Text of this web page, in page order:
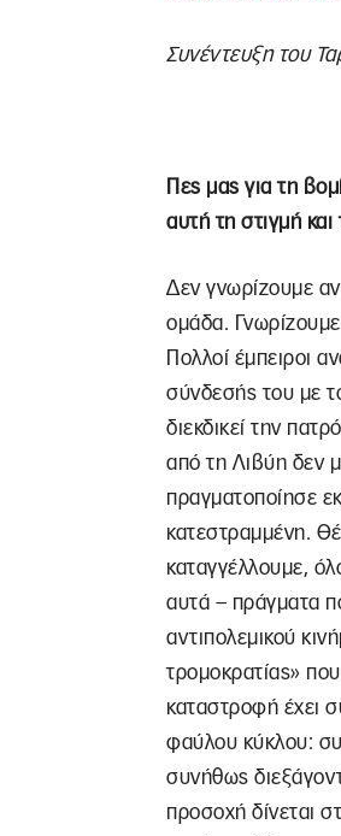
Συνέντευξη του
Πες μας για τη
αυτή τη στιγμή και
Δεν γνωρίζουμε
ομάδα. Γνωρίζουμε
Πολλοί έμπειροι
σύνδεσής του με
διεκδικεί την
από τη Λιβύη δεν
πραγματοποίησε
κατεστραμμένη.
καταγγέλλουμε,
αυτά – πράγματα
αντιπολεμικού
τρομοκρατίας»
καταστροφή έχει
φαύλου κύκλου:
συνήθως
προσοχή δίνεται